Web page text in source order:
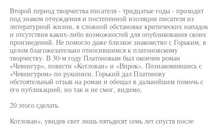
Второй период творчества писателя - тридцатые годы - проходит
под знаком отчуждения и постепенной изоляции писателя из
литературной жизни, в сложной обстановке критических нападок
и отсутствия каких-либо возможностей для опубликования своих
произведений. Не помогло даже близкое знакомство с Горьким, в
целом благожелательно относившимся к платоновскому
творчеству. В 30-м году Платоновым был окончен роман
«Чевенгур», повести «Котлован» и «Впрок». Познакомившись с
«Чевенгуром» по рукописи, Горький дал Платонову
обстоятельный отзыв на роман и обещал в дальнейшем помочь с
его публикацией, но так и не смог, видимо,
20 этого сделать.
Котлован», увидев свет лишь пятьдесят семь лет спустя после